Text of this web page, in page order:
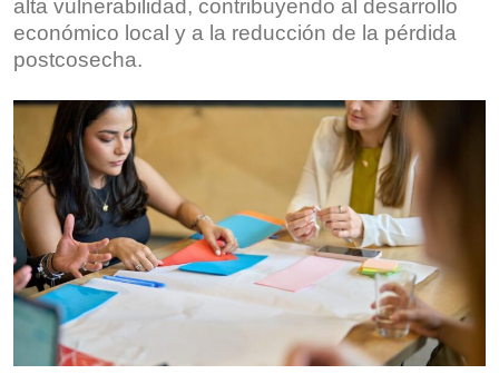
alta vulnerabilidad, contribuyendo al desarrollo
económico local y a la reducción de la pérdida
postcosecha.